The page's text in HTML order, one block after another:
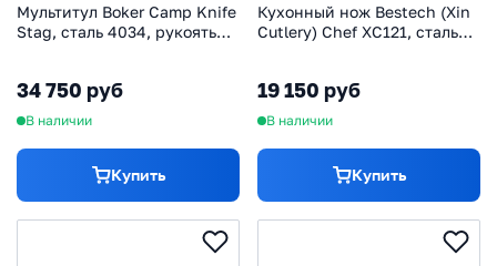
Мультитул Boker Camp Knife
Stag, сталь 4034, рукоять
34 750 руб
В наличии
Купить
Кухонный нож Bestech (Xin
Cutlery) Chef XC121, сталь
19 150 руб
В наличии
Купить